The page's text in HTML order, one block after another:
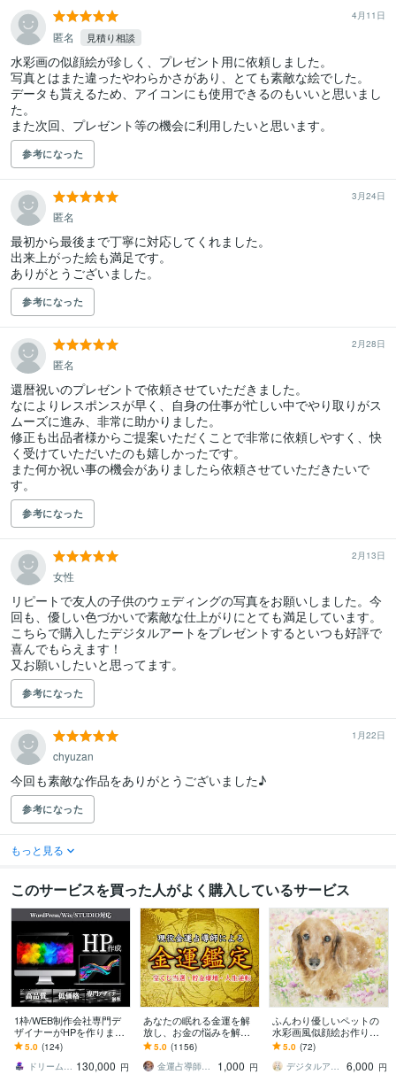
4月11日
匿名 見積り相談
水彩画の似顔絵が珍しく、プレゼント用に依頼しました。
写真とはまた違ったやわらかさがあり、とても素敵な絵でした。
データも貰えるため、アイコンにも使用できるのもいいと思いまし
た。
また次回、プレゼント等の機会に利用したいと思います。
参考になった
3月24日
匿名
最初から最後まで丁寧に対応してくれました。
出来上がった絵も満足です。
ありがとうございました。
参考になった
2月28日
匿名
還暦祝いのプレゼントで依頼させていただきました。
なによりレスポンスが早く、自身の仕事が忙しい中でやり取りがス
ムーズに進み、非常に助かりました。
修正も出品者様からご提案いただくことで非常に依頼しやすく、快
く受けていただいたのも嬉しかったです。
また何か祝い事の機会がありましたら依頼させていただきたいで
す。
参考になった
2月13日
女性
リピートで友人の子供のウェディングの写真をお願いしました。今
回も、優しい色づかいで素敵な仕上がりにとても満足しています。
こちらで購入したデジタルアートをプレゼントするといつも好評で
喜んでもらえます！
又お願いしたいと思ってます。
参考になった
1月22日
chyuzan
今回も素敵な作品をありがとうございました♪
参考になった
もっと見る
このサービスを買った人がよく購入しているサービス
1枠/WEB制作会社専門デ
ザイナーがHPを作ります
ワードプレスからノーコ
ードHP制作なら弊社にお
任せください！
5.0 (124)
ドリーム＠WEB制作会社 130,000 円
あなたの眠れる金運を解
放し、お金の悩みを解決
します 初回限定※金運低迷
期から抜けるためのアド
バイスをいたします
5.0 (1156)
金運占導師 仁王
1,000 円
ふんわり優しいペットの
水彩画風似顔絵お作りし
ます デジタルデータ納品
♡A4サイズプリントプレ
ゼント*ᴗ ᴗ)⁾
5.0 (72)
デジタルアートゆきうさぎ
6,000 円